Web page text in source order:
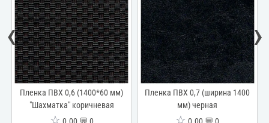
ПВХ 0,6 (1400*60 мм)
коричневая
Пленка ПВХ 0,7 (ширина 1400
мм) черная
Пленка
‹ ›